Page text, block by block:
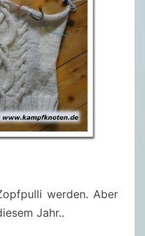
werden. Aber
Jahr..